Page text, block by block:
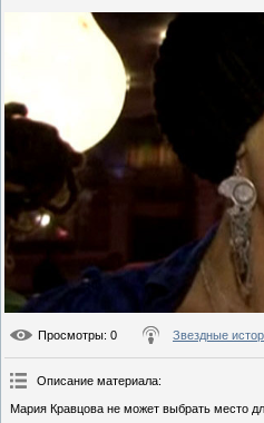
Просмотры: 0 Звездные
Описание материала:
Мария Кравцова не может выбрать место